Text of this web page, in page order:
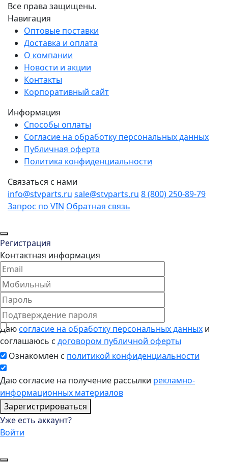
Все права защищены.
Навигация
Оптовые поставки
Доставка и оплата
О компании
Новости и акции
Контакты
Корпоративный сайт
Информация
Способы оплаты
Согласие на обработку персональных данных
Публичная оферта
Политика конфиденциальности
Связаться с нами
info@stvparts.ru sale@stvparts.ru 8 (800) 250-89-79
Запрос по VIN Обратная связь
Регистрация
Контактная информация
Даюсогласие на обработку персональных данных и
соглашаюсь с договором публичной оферты
Ознакомлен с политикой конфиденциальности
Даю согласие на получение рассылки рекламно-
информационных материалов
Зарегистрироваться
Уже есть аккаунт?
Войти